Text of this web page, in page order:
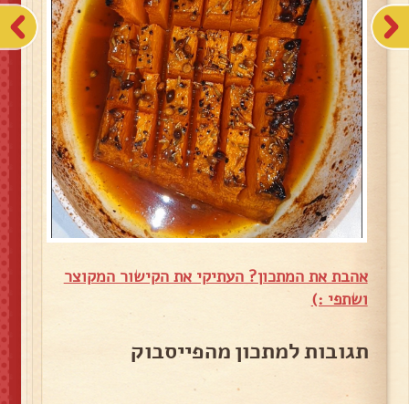
אהבת את המתכון? העתיקי את הקישור המקוצר
ושתפי :)
תגובות למתכון מהפייסבוק